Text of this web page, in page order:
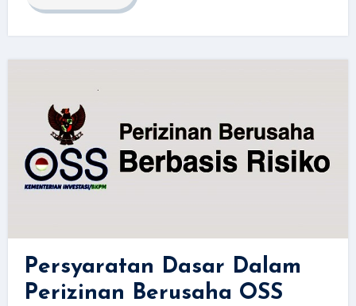
Persyaratan Dasar Dalam
Perizinan Berusaha OSS